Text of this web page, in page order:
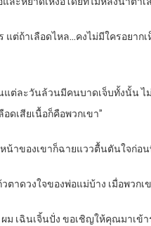
ร แต่ถ้าเลือดไหล…คงไม่มีใครอย
แต่ละวันล้วนมีคนบาดเจ็บทั้งนั้น
ดเสียเนื้อก็คือพวกเขา”
าของเขาก็ฉายแววตื้นตันใจก่อ
ตาดวงใจของพ่อแม่บ้าง เมื่อพว
ผม เฉินเจิ้นปั่ง ขอเชิญให้คุณมาเ